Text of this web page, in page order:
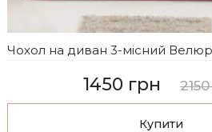
Чохол на диван 3-місний
1450 грн
Купити